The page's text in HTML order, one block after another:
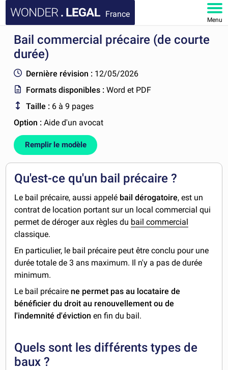
France
Menu
ACCUEIL
FAQ
MON COMPTE
Bail commercial précaire (de courte
durée)
Dernière révision : 12/05/2026
Formats disponibles :Word et PDF
Taille : 6 à 9 pages
Option :Aide d'un avocat
Remplir le modèle
Qu'est-ce qu'un bail précaire ?
Le bail précaire, aussi appelé bail dérogatoire, est un
contrat de location portant sur un local commercial qui
permet de déroger aux règles du bail commercial
classique.
En particulier, le bail précaire peut être conclu pour une
durée totale de 3 ans maximum. Il n'y a pas de durée
minimum.
Le bail précaire ne permet pas au locataire de
bénéficier du droit au renouvellement ou de
l'indemnité d'éviction en fin du bail.
Quels sont les différents types de
baux ?